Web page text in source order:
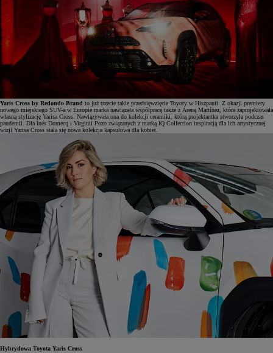
Yaris Cross by Redondo Brand to już trzecie takie przedsięwzięcie Toyoty w Hiszpanii. Z okazji premiery
nowego miejskiego SUV-a w Europie marka nawiązała współpracę także z Areną Martínez, która zaprojektowała
własną stylizację Yarisa Cross. Nawiązywała ona do kolekcji ceramiki, którą projektantka stworzyła podczas
pandemii. Dla Inés Domecq i Virginii Pozo związanych z marką IQ Collection inspiracją dla ich artystycznej
wizji Yarisa Cross stała się nowa kolekcja kapsułowa dla kobiet.
Hybrydowa Toyota Yaris Cross